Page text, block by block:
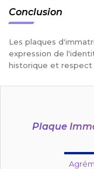
Conclusion
Les plaques
expression de
historique et respect
Plaque